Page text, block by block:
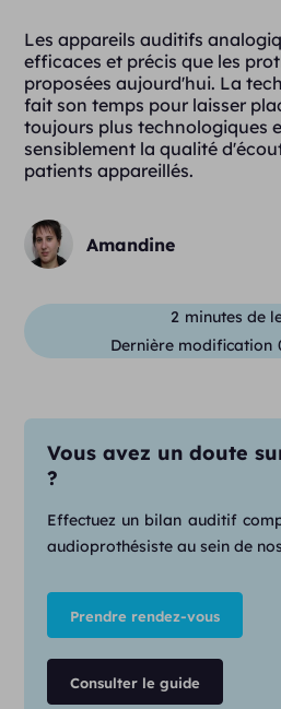
Les appareils auditifs
efficaces et précis que les
proposées aujourd'hui. La
fait son temps pour laisser
toujours plus technologiques
sensiblement la qualité
patients appareillés.
Amandine
2 minutes de
Dernière modification
Vous avez un doute
?
Effectuez un bilan auditif
audioprothésiste au sein de
Prendre rendez-vous
Consulter le guide